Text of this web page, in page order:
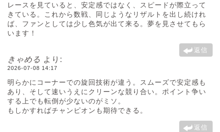
レースを見ていると、安定感ではなく、スピードが際立って
きている。これから数戦、同じようなリザルトを出し続けれ
ば、ファンとしては少し色気が出て来る。夢を見させてもら
います！
返信
きゃめる より:
2026-07-08 14:17
明らかにコーナーでの旋回技術が違う。スムーズで安定感も
あり、そして速いうえにクリーンな競り合い。ポイント争い
する上でも転倒が少ないのがミソ。
もしかすればチャンピオンも期待できる。
返信